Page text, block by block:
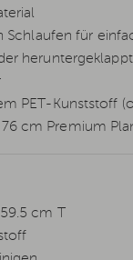
Schlaufen für
PET-Kunststoff
76 cm Premium
cm T